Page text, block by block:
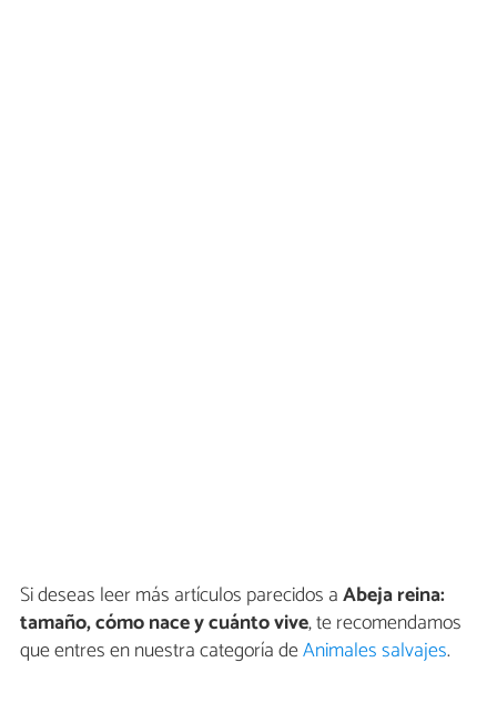
Si deseas leer más artículos parecidos aAbeja reina:
tamaño, cómo nace y cuánto vive, te recomendamos
que entres en nuestra categoría deAnimales salvajes.